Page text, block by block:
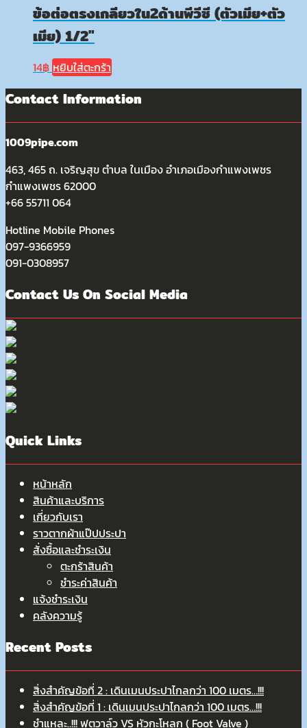
through
70฿
multiple
be
product
page
ข้อต่อตรงเกลียวใน2ด้านพีวีซี (ตัวเมีย+ตัว
เมีย) 1/2″
14฿ หยิบใส่ตะกร้า
Contact Information
1009pipe.com
463, 465 ถ. เจริญสุข ตำบล ในเมือง อำเภอเมืองกำแพงเพชร
กำแพงเพชร 62000
+66 55711 064
Hotline Mobile Phones
097-9366959
091-0308957
Contact Us On Social Media
Quick Links
หน้าหลัก
สินค้าและบริการ
เกี่ยวกับเรา
ราวตากผ้าแป๊ปประปา
สั่งซื้อและชำระเงิน
ตะกร้าสินค้า
ชำระค่าสินค้า
แจ้งชำระเงิน
คลังความรู้
Recent Posts
สิ่งสำคัญข้อที่ 2 : เดินเมนประปาไกลกว่า 100 เมตร…!!!
สิ่งสำคัญข้อที่ 1 : เดินเมนประปาไกลกว่า 100 เมตร…!!!
ชำแหละ..!!! ฟุตวาล์ว VS หัวกะโหลก ( Foot Valve )